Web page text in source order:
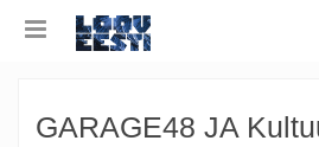
GARAGE48 JA